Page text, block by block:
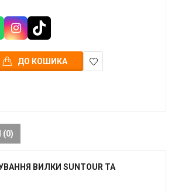
ДО КОШИКА
(0)
ВИЛКИ SUNTOUR ТА